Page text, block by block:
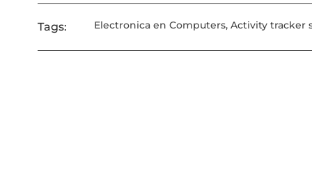
Tags: Electronica en Computers,Activity tracker